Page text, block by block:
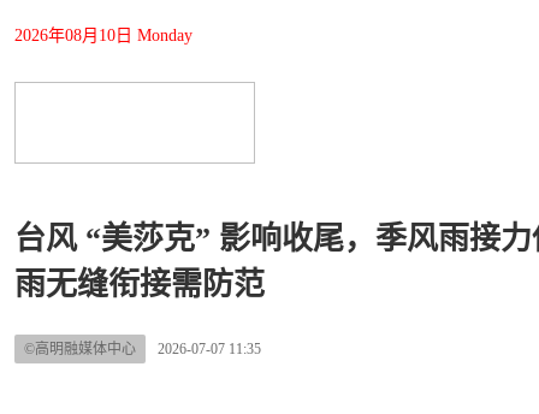
2026年08月10日 Monday
台风 “美莎克” 影响收尾，季风雨接
雨无缝衔接需防范
©高明融媒体中心 2026-07-07 11:35